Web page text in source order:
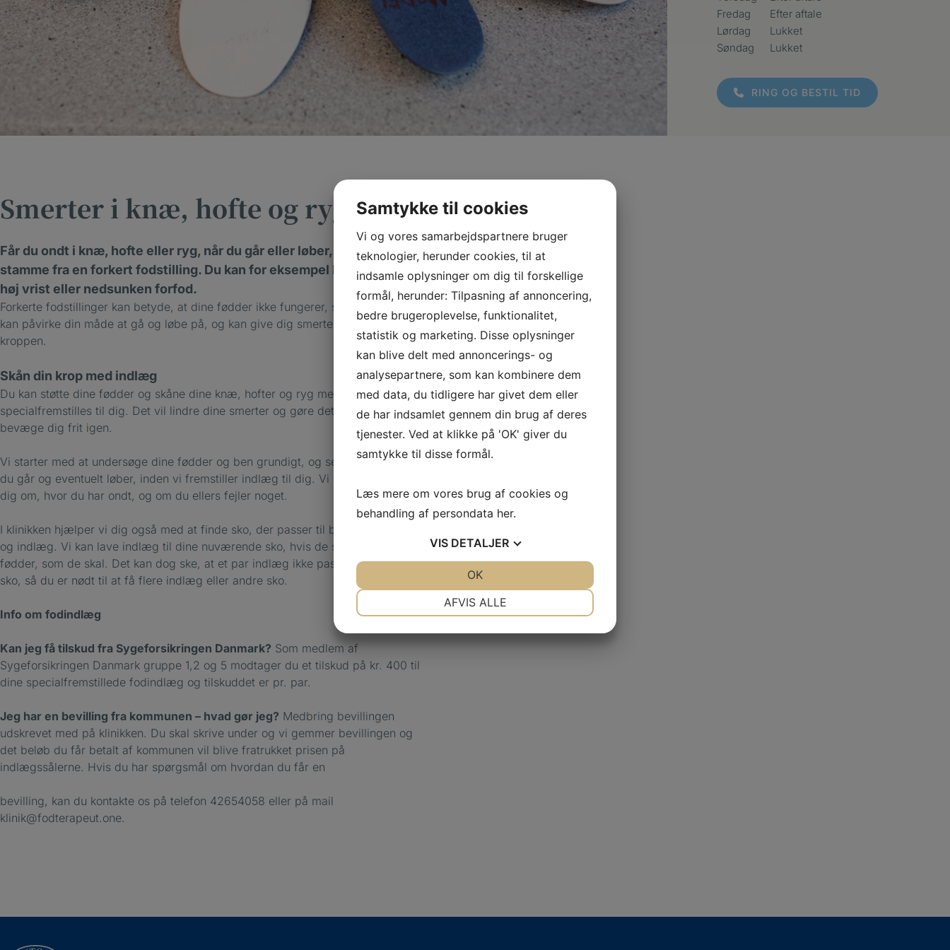
Smerter i knæ, hofte og ryg
Får du ondt i knæ, hofte eller ryg, når du går eller løber, kan det
stamme fra en forkert fodstilling. Du kan for eksempel have platfod,
høj vrist eller nedsunken forfod.
Forkerte fodstillinger kan betyde, at dine fødder ikke fungerer, som de skal. Det
kan påvirke din måde at gå og løbe på, og kan give dig smerter længere oppe i
kroppen.
Skån din krop med indlæg
Du kan støtte dine fødder og skåne dine knæ, hofter og ryg med indlæg, der
specialfremstilles til dig. Det vil lindre dine smerter og gøre det muligt for dig at
bevæge dig frit igen.
Vi starter med at undersøge dine fødder og ben grundigt, og ser på, hvordan
du går og eventuelt løber, inden vi fremstiller indlæg til dig. Vi vil også spørge
dig om, hvor du har ondt, og om du ellers fejler noget.
I klinikken hjælper vi dig også med at finde sko, der passer til både dine fødder
og indlæg. Vi kan lave indlæg til dine nuværende sko, hvis de støtter dine
fødder, som de skal. Det kan dog ske, at et par indlæg ikke passer til alle dine
sko, så du er nødt til at få flere indlæg eller andre sko.
Info om fodindlæg
Kan jeg få tilskud fra Sygeforsikringen Danmark? Som medlem af
Sygeforsikringen Danmark gruppe 1,2 og 5 modtager du et tilskud på kr. 400 til
dine specialfremstillede fodindlæg og tilskuddet er pr. par.
Jeg har en bevilling fra kommunen – hvad gør jeg? Medbring bevillingen
udskrevet med på klinikken. Du skal skrive under og vi gemmer bevillingen og
det beløb du får betalt af kommunen vil blive fratrukket prisen på
indlægssålerne. Hvis du har spørgsmål om hvordan du får en
bevilling, kan du kontakte os på telefon 42654058 eller på mail
klinik@fodterapeut.one.
Fredag
Efter aftale
Lørdag
Lukket
Søndag
Lukket
RING OG BESTIL TID
Samtykke til cookies
Vi og vores samarbejdspartnere bruger
teknologier, herunder cookies, til at
indsamle oplysninger om dig til forskellige
formål, herunder: Tilpasning af annoncering,
bedre brugeroplevelse, funktionalitet,
statistik og marketing. Disse oplysninger
kan blive delt med annoncerings- og
analysepartnere, som kan kombinere dem
med data, du tidligere har givet dem eller
de har indsamlet gennem din brug af deres
tjenester. Ved at klikke på 'OK' giver du
samtykke til disse formål.
Læs mere om vores brug af cookies og
behandling af persondata her.
VIS DETALJER
AFVIS ALLE
OK